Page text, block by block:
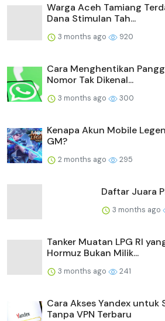
Warga Aceh Tamiang
Dana Stimulan Tah...
3 months ago 920
Cara Menghentikan
Nomor Tak Dikenal...
3 months ago 300
Kenapa Akun Mobile
GM?
2 months ago 295
Daftar Juara
3 months ago
Tanker Muatan LPG RI
Hormuz Bukan Milik...
3 months ago 241
Cara Akses Yandex untuk
Tanpa VPN Terbaru